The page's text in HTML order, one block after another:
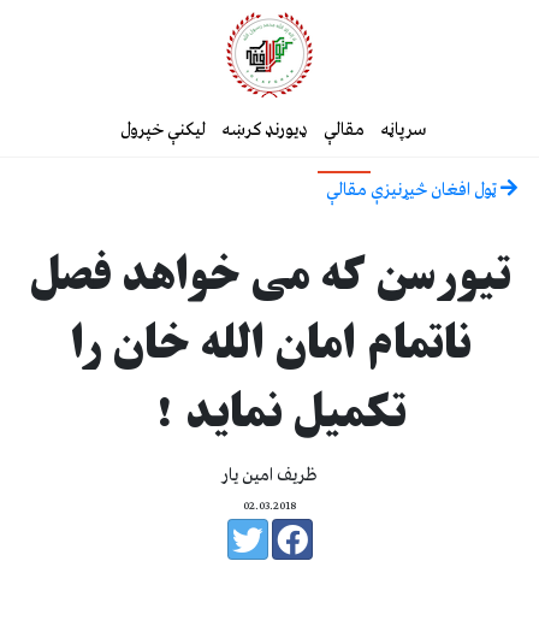
سرپاڼه مقالې ډیورنډ کرښه لیکنې خپرول
ټول افغان څیړنیزې مقالې
تیورسن که می خواهد فصل
ناتمام امان الله خان را
تکمیل نماید !
ظریف امین یار
02.03.2018